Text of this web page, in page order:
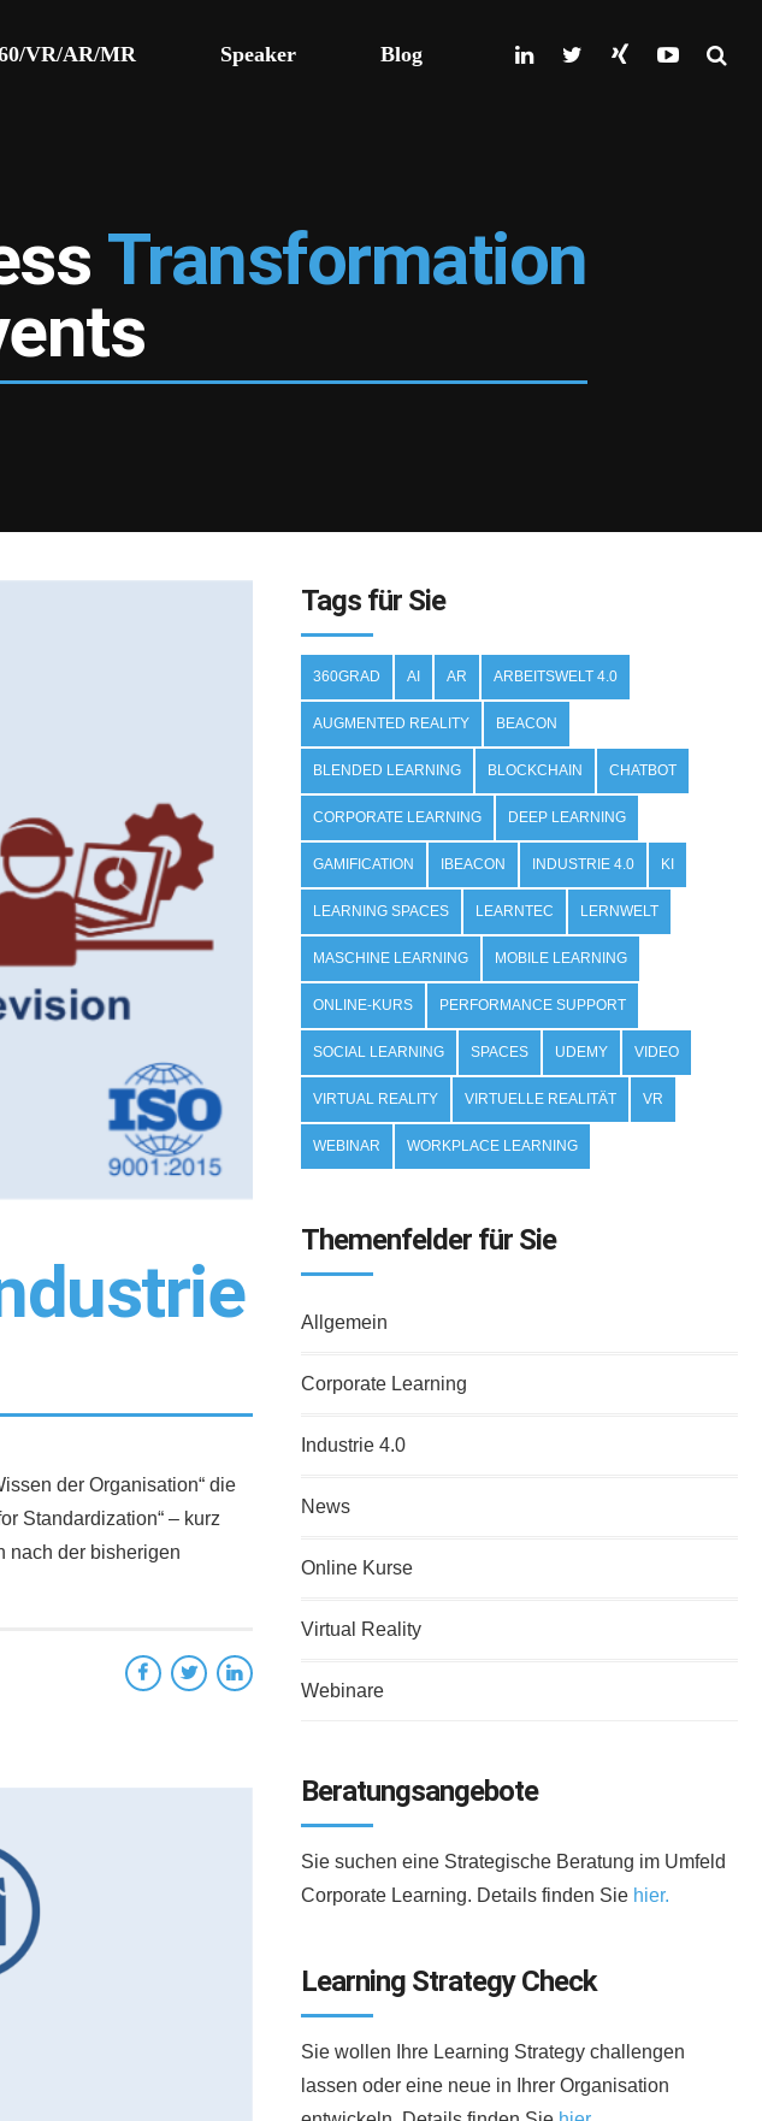
VR/AR/MR Speaker Blog
Transformation
der Organisation“ die
Standardization“ – kurz
nach der bisherigen
Tags für Sie
360GRAD AI AR ARBEITSWELT 4.0
AUGMENTED REALITY BEACON
BLENDED LEARNING BLOCKCHAIN CHATBOT
CORPORATE LEARNING DEEP LEARNING
GAMIFICATION IBEACON INDUSTRIE 4.0 KI
LEARNING SPACES LEARNTEC LERNWELT
MASCHINE LEARNING MOBILE LEARNING
ONLINE-KURS PERFORMANCE SUPPORT
SOCIAL LEARNING SPACES UDEMY VIDEO
VIRTUAL REALITY VIRTUELLE REALITÄT VR
WEBINAR WORKPLACE LEARNING
Themenfelder für Sie
Allgemein
Corporate Learning
Industrie 4.0
News
Online Kurse
Virtual Reality
Webinare
Beratungsangebote
Sie suchen eine Strategische Beratung im Umfeld
Corporate Learning. Details finden Sie hier.
Learning Strategy Check
Sie wollen Ihre Learning Strategy challengen
lassen oder eine neue in Ihrer Organisation